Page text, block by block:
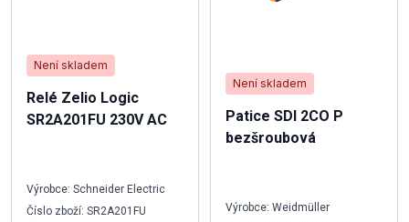
Není skladem
Relé Zelio Logic
SR2A201FU 230V AC
Výrobce: Schneider Electric
Číslo zboží: SR2A201FU
Není skladem
Patice SDI 2CO P
bezšroubová
Výrobce: Weidmüller